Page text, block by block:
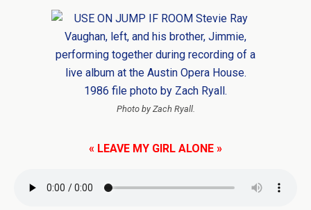
Photo by Zach Ryall.
« LEAVE MY GIRL ALONE »